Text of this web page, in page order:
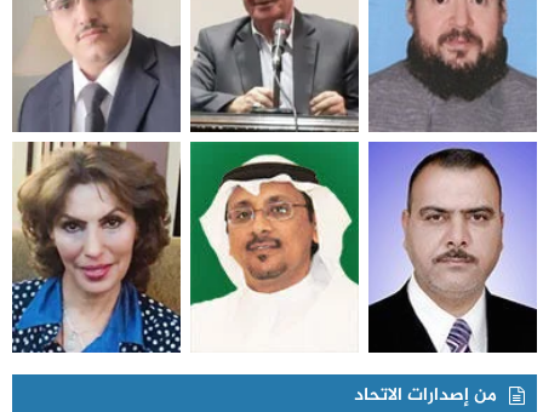
من إصدارات الاتحاد